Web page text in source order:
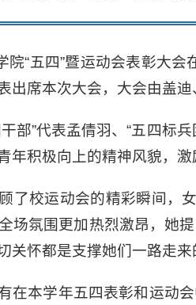
院“五四”暨运动会表彰大
出席本次大会，大会由盖迪
部”代表孟倩羽、“五四标
年积极向上的精神风貌，
了校运动会的精彩瞬间，
场氛围更加热烈激昂，她
关怀都是支撑她们一路走来
在本学年五四表彰和运动